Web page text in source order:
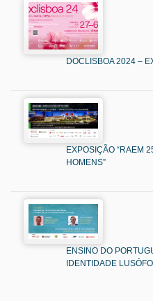
DOCLISBOA 2024 –
EXPOSIÇÃO “RAEM
HOMENS”
ENSINO DO
IDENTIDADE